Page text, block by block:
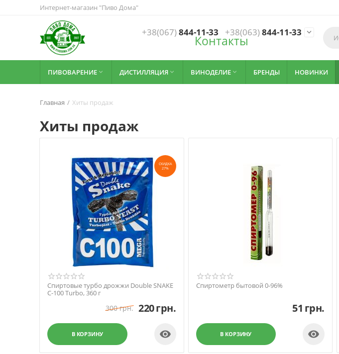
Интернет-магазин "Пиво Дома"
+38(067)844-11-33 +38(063)844-11-33 
Контакты
ПИВОВАРЕНИЕ  ДИСТИЛЛЯЦИЯ  ВИНОДЕЛИЕ  БРЕНДЫ НОВИНКИ
Главная / Хиты продаж
Хиты продаж
СКИДКА
27%
Спиртовые турбо дрожжи Double SNAKE
C-100 Turbo, 360 г
300 грн. 220грн.
В КОРЗИНУ 
Спиртометр бытовой 0-96%
51 грн.
В КОРЗИНУ 